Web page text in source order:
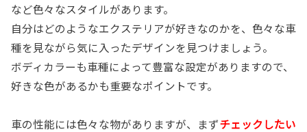
など色々なスタイルがあります。
自分はどのようなエクステリアが好きなのかを、色々な車
種を見ながら気に入ったデザインを見つけましょう。
ボディカラーも車種によって豊富な設定がありますので、
好きな色があるかも重要なポイントです。
車の性能には色々な物がありますが、まずチェックしたい